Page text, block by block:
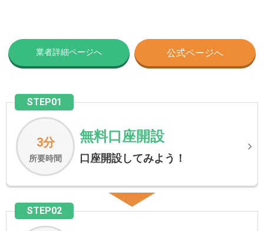
業者詳細ページへ 公式ページへ
STEP01
3分
所要時間
無料口座開設
口座開設してみよう！
STEP02